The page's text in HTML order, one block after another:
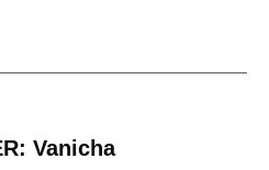
Vanicha